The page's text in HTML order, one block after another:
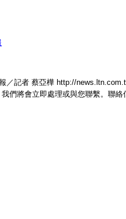
／記者 蔡亞樺 http://
們將會立即處理或與您聯繫。聯絡